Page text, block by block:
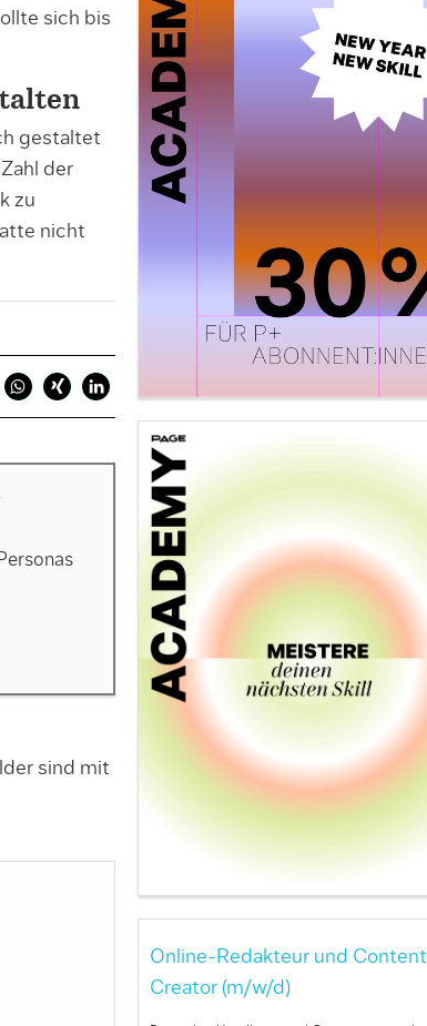
sich bis
gestaltet
der
zu
nicht
sind mit
Online-Redakteur und Content
Creator (m/w/d)